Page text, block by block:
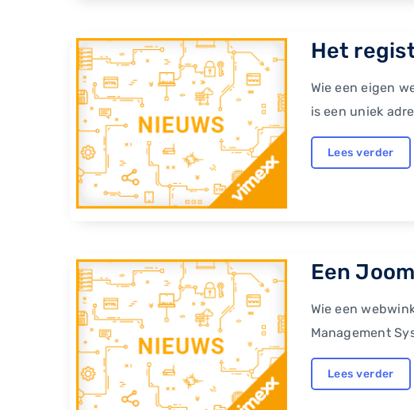
​Het
Wie een eigen
is een uniek
Lees verder
​Een
Wie een
Management
Lees verder